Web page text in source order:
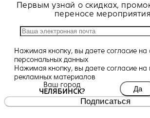
Первым узнай о скидках,
переносе мероприятия
Нажимая кнопку, вы даете согласие на
персональных данных
Нажимая кнопку, вы даете согласие на
рекламных материалов
Ваш город
ЧЕЛЯБИНСК?
Да
Подписаться